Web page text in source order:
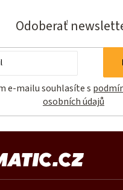
Odoberať
e-mailu souhlasíte s
osobních údajů